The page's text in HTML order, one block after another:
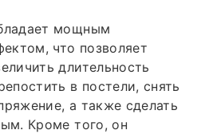
мощным
что позволяет
длительность
в постели, снять
а также сделать
Кроме того, он